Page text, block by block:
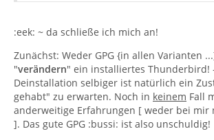
:eek: ~ da schließe ich mich an!
Zunächst: Weder GPG {in allen Varianten
"verändern" ein installiertes Thunderbird!
Deinstallation selbiger ist natürlich ein
gehabt" zu erwarten. Noch in keinem Fall
anderweitige Erfahrungen [ weder bei mir
]. Das gute GPG :bussi: ist also unschuldig!